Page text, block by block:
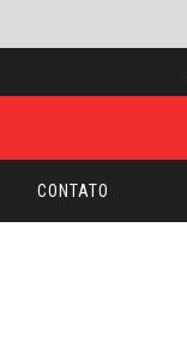
CONTATO